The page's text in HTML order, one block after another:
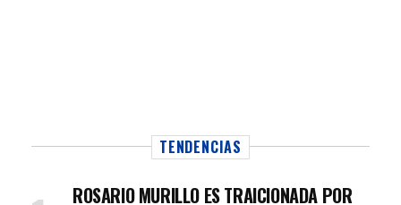
TENDENCIAS
ROSARIO MURILLO ES TRAICIONADA POR